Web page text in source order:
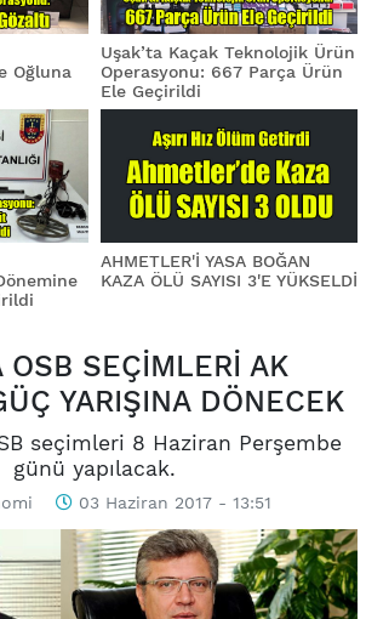
Oğluna
Uşak’ta Kaçak Teknolojik Ürün
Operasyonu: 667 Parça Ürün
Ele Geçirildi
AHMETLER'İ YASA BOĞAN
KAZA ÖLÜ SAYISI 3'E YÜKSELDİ
OSB SEÇİMLERİ AK
YARIŞINA DÖNECEK
seçimleri 8 Haziran Perşembe
günü yapılacak.
03 Haziran 2017 - 13:51